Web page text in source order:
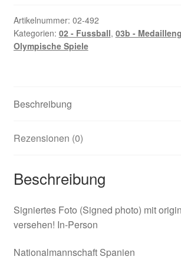
Artikelnummer: 02-492
Kategorien: 02 - Fussball, 03b -
Olympische Spiele
Beschreibung
Rezensionen (0)
Beschreibung
Signiertes Foto (Signed photo) mit
versehen! In-Person
Nationalmannschaft Spanien